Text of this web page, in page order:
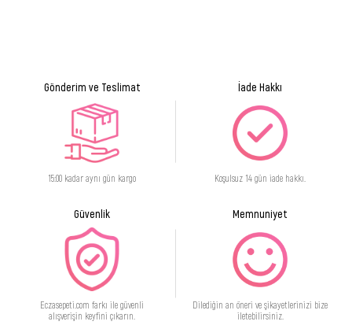
Gönderim ve Teslimat
15:00 kadar aynı gün kargo
İade Hakkı
Koşulsuz 14 gün iade hakkı.
Güvenlik
Eczasepeti.com farkı ile güvenli
alışverişin keyfini çıkarın.
Memnuniyet
Dilediğin an öneri ve şikayetlerinizi bize
iletebilirsiniz.